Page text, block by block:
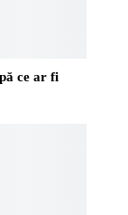
ce ar fi